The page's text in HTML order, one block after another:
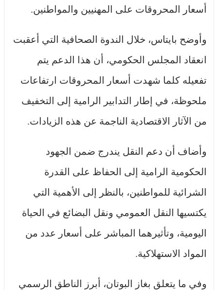
أسعار المحروقات على المهنيين والمواطنين.
وأوضح بايتاس، خلال الندوة الصحافية التي أعقبت
انعقاد المجلس الحكومي، أن هذا الدعم يتم
تفعيله كلما شهدت أسعار المحروقات ارتفاعات
ملحوظة، في إطار التدابير الرامية إلى التخفيف
من الآثار الاقتصادية الناجمة عن هذه الزيادات.
وأضاف أن دعم النقل يندرج ضمن الجهود
الحكومية الرامية إلى الحفاظ على القدرة
الشرائية للمواطنين، بالنظر إلى الأهمية التي
يكتسيها النقل العمومي ونقل البضائع في الحياة
اليومية، وتأثيرهما المباشر على أسعار عدد من
المواد الاستهلاكية.
وفي ما يتعلق بغاز البوتان، أبرز الناطق الرسمي